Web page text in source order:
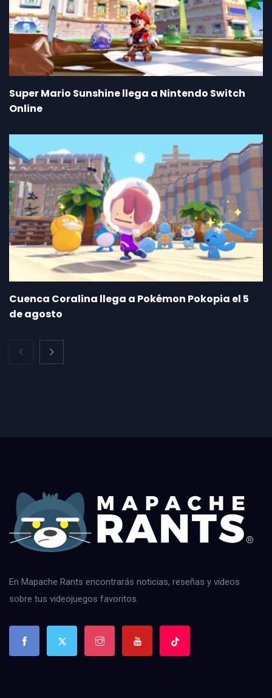
Super Mario Sunshine llega a Nintendo Switch
Online
Cuenca Coralina llega a Pokémon Pokopia el 5
de agosto
En Mapache Rants encontrarás noticias, reseñas y videos
sobre tus videojuegos favoritos.